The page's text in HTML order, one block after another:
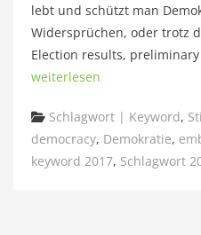
lebt und schützt man
Widersprüchen, oder trotz
Election results,
weiterlesen
Categories
Schlagwort | Keyword,
democracy, Demokratie,
keyword 2017, Schlagwort